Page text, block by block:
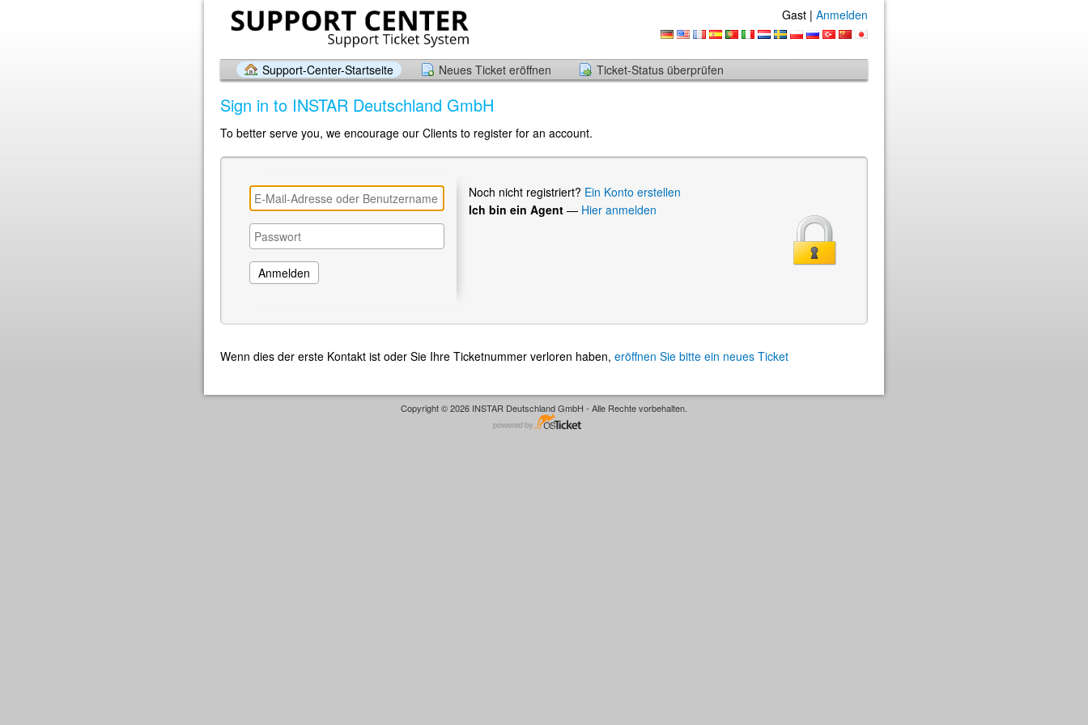
Gast | Anmelden
Support-Center-Startseite Neues Ticket eröffnen Ticket-Status überprüfen
Sign in to INSTAR Deutschland GmbH
To better serve you, we encourage our Clients to register for an account.
Noch nicht registriert? Ein Konto erstellen
Ich bin ein Agent — Hier anmelden
Wenn dies der erste Kontakt ist oder Sie Ihre Ticketnummer verloren haben, eröffnen Sie bitte ein neues Ticket
Copyright © 2026 INSTAR Deutschland GmbH - Alle Rechte vorbehalten.